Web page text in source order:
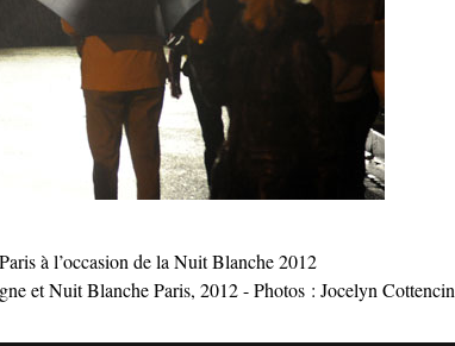
à l’occasion de la Nuit Blanche 2012
et Nuit Blanche Paris, 2012 - Photos : Jocelyn Cottencin